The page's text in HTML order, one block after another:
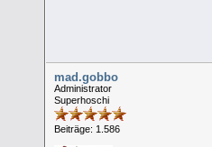
mad.gobbo
Administrator
Superhoschi
Beiträge: 1.586